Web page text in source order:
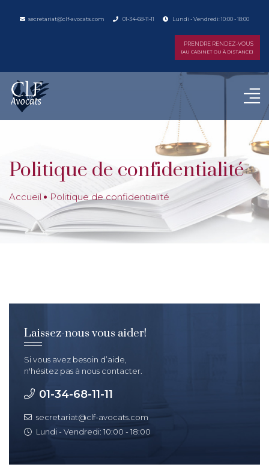
secretariat@clf-avocats.com 01-34-68-11-11 Lundi - Vendredi: 10:00 - 18:00
PRENDRE RENDEZ-VOUS
(AU CABINET OU À DISTANCE)
Politique de confidentialité
Accueil Politique de confidentialité
Laissez-nous vous aider!
Si vous avez besoin d’aide,
n'hésitez pas à nous contacter.
01-34-68-11-11
secretariat@clf-avocats.com
Lundi - Vendredi: 10:00 - 18:00